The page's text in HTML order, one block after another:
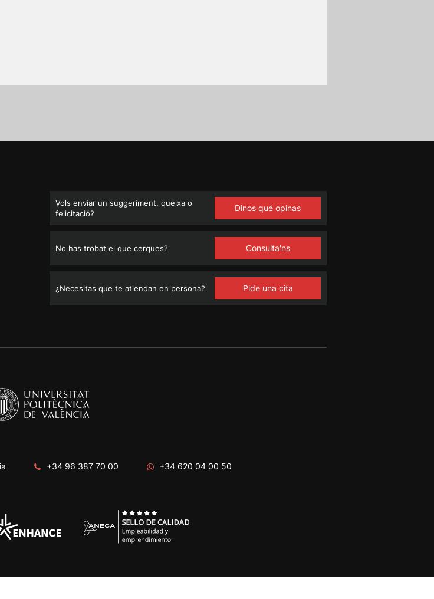
Vols enviar un suggeriment, queixa o
felicitació?
Dinos qué opinas
No has trobat el que cerques? Consulta'ns
¿Necesitas que te atiendan en persona? Pide una cita
+34 96 387 70 00 +34 620 04 00 50